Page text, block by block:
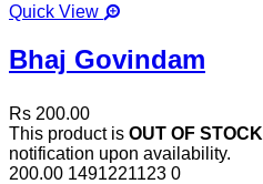
Quick View
Bhaj Govindam
Rs 200.00
This product is OUT OF STOCK
notification upon availability.
200.00 1491221123 0